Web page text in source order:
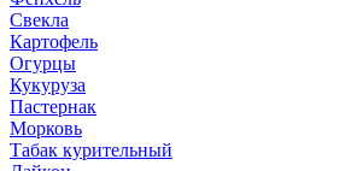
Свекла
Картофель
Огурцы
Кукуруза
Пастернак
Морковь
Табак курительный